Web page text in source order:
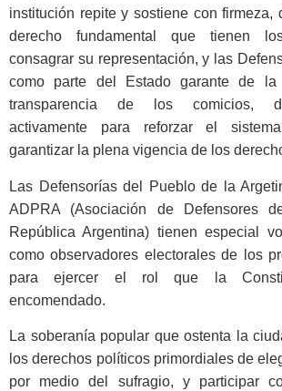
institución repite y sostiene con firmeza,
derecho fundamental que tienen
consagrar su representación, y las
como parte del Estado garante de
transparencia de los comicios,
activamente para reforzar el
garantizar la plena vigencia de los
Las Defensorías del Pueblo de la
ADPRA (Asociación de Defensores
República Argentina) tienen especial
como observadores electorales de los
para ejercer el rol que la
encomendado.
La soberanía popular que ostenta la
los derechos políticos primordiales de
por medio del sufragio, y participar